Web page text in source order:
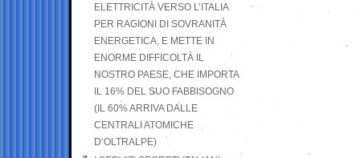
ELETTRICITÀ VERSO L’ITALIA
PER RAGIONI DI SOVRANITÀ
ENERGETICA, E METTE IN
ENORME DIFFICOLTÀ IL
NOSTRO PAESE, CHE IMPORTA
IL 16% DEL SUO FABBISOGNO
(IL 60% ARRIVA DALLE
CENTRALI ATOMICHE
D’OLTRALPE)